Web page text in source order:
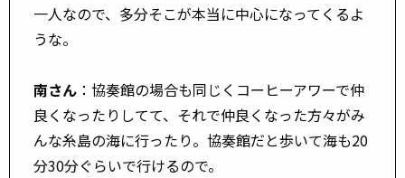
一人なので、多分そこが本当に中心になってくるよ
うな。
南さん ：協奏館の場合も同じくコーヒーアワーで仲
良くなったりしてて、それで仲良くなった方々がみ
んな糸島の海に行ったり。協奏館だと歩いて海も20
分30分ぐらいで行けるので。